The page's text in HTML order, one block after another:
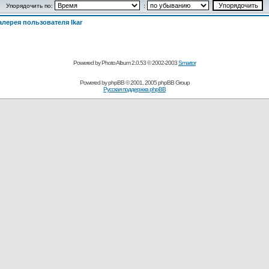
Упорядочить по: :
пользователя Ikar
Powered by Photo Album 2.0.53 © 2002-2003Smartor
Powered byphpBB© 2001, 2005 phpBB Group
Русская поддержка phpBB